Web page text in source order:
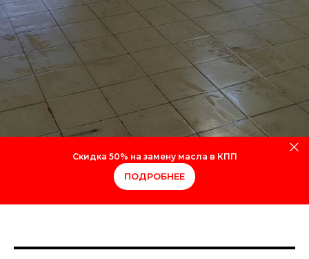
Скидка 50% на замену масла в КПП
ПОДРОБНЕЕ